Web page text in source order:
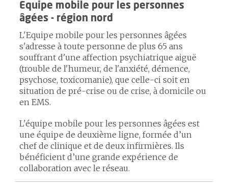
Equipe mobile pour les personnes
âgées - région nord
L'Equipe mobile pour les personnes âgées
s'adresse à toute personne de plus 65 ans
souffrant d'une affection psychiatrique aiguë
(trouble de l'humeur, de l'anxiété, démence,
psychose, toxicomanie), que celle-ci soit en
situation de pré-crise ou de crise, à domicile ou
en EMS.
L'équipe mobile pour les personnes âgées est
une équipe de deuxième ligne, formée d’un
chef de clinique et de deux infirmières. Ils
bénéficient d’une grande expérience de
collaboration avec le réseau.